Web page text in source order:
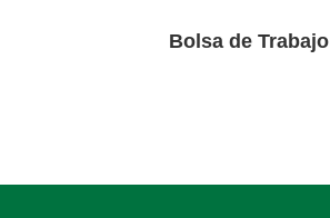
Bolsa de Trabajo